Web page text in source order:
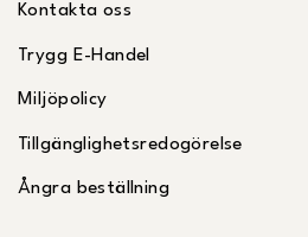
Kontakta oss
Trygg E-Handel
Miljöpolicy
Tillgänglighetsredogörelse
Ångra beställning